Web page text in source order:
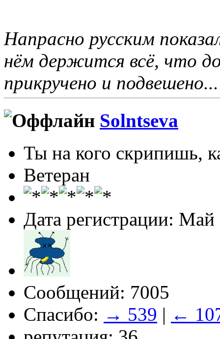
Напрасно русским
нём держится всё, что
прикручено и подвешено...
Solntseva
Ты на кого скрипишь,
Ветеран
Дата регистрации: Май
Сообщений: 7005
Спасибо: → 539 | ←